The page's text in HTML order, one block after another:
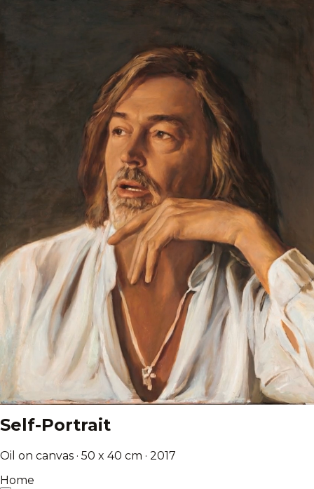
Self-Portrait
Oil on canvas · 50 x 40 cm · 2017
Home